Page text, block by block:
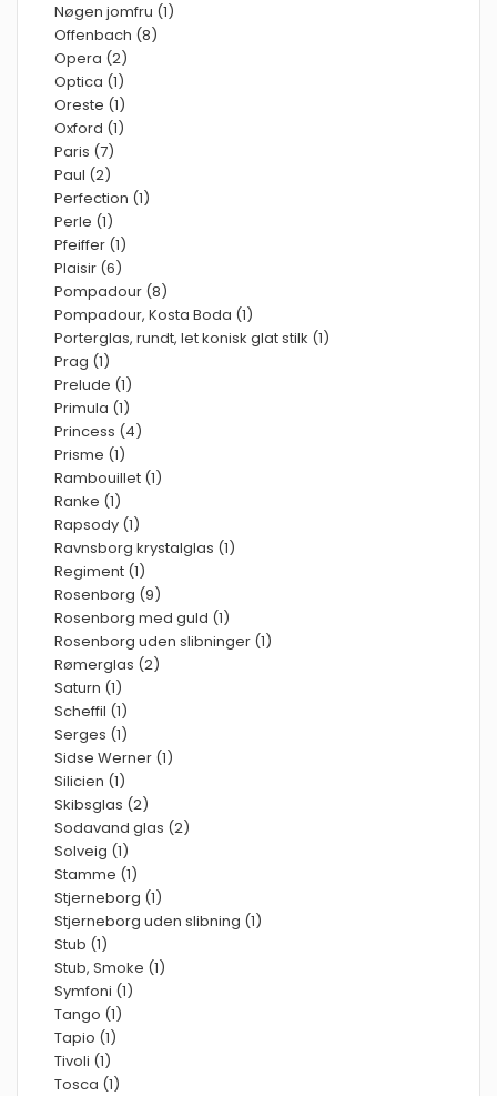
Nøgen jomfru (1)
Offenbach (8)
Opera (2)
Optica (1)
Oreste (1)
Oxford (1)
Paris (7)
Paul (2)
Perfection (1)
Perle (1)
Pfeiffer (1)
Plaisir (6)
Pompadour (8)
Pompadour, Kosta Boda (1)
Porterglas, rundt, let konisk glat stilk (1)
Prag (1)
Prelude (1)
Primula (1)
Princess (4)
Prisme (1)
Rambouillet (1)
Ranke (1)
Rapsody (1)
Ravnsborg krystalglas (1)
Regiment (1)
Rosenborg (9)
Rosenborg med guld (1)
Rosenborg uden slibninger (1)
Rømerglas (2)
Saturn (1)
Scheffil (1)
Serges (1)
Sidse Werner (1)
Silicien (1)
Skibsglas (2)
Sodavand glas (2)
Solveig (1)
Stamme (1)
Stjerneborg (1)
Stjerneborg uden slibning (1)
Stub (1)
Stub, Smoke (1)
Symfoni (1)
Tango (1)
Tapio (1)
Tivoli (1)
Tosca (1)